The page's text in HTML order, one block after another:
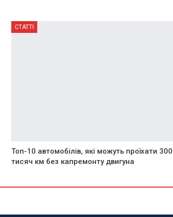
СТАТТІ
Топ-10 автомобілів, які можуть проїхати 300
тисяч км без капремонту двигуна